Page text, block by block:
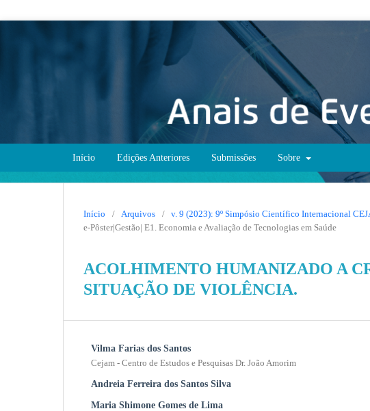
Início Edições Anteriores Submissões Sobre
Início / Arquivos / v. 9 (2023): 9º Simpósio Científico Internacional
e-Pôster|Gestão| E1. Economia e Avaliação de Tecnologias em Saúde
ACOLHIMENTO HUMANIZADO A
SITUAÇÃO DE VIOLÊNCIA.
Vilma Farias dos Santos
Cejam - Centro de Estudos e Pesquisas Dr. João Amorim
Andreia Ferreira dos Santos Silva
Maria Shimone Gomes de Lima